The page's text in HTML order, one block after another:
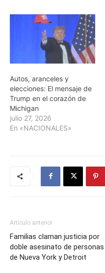
Autos, aranceles y
elecciones: El mensaje de
Trump en el corazón de
Michigan
julio 27, 2026
En «NACIONALES»
Artículo anterior
Familias claman justicia por
doble asesinato de personas
de Nueva York y Detroit